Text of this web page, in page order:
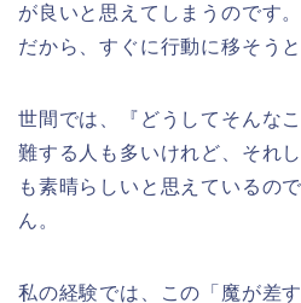
が良いと思えてしまうのです。
だから、すぐに行動に移そう
世間では、『どうしてそん
難する人も多いけれど、それ
も素晴らしいと思えているの
ん。
私の経験では、この「魔が差